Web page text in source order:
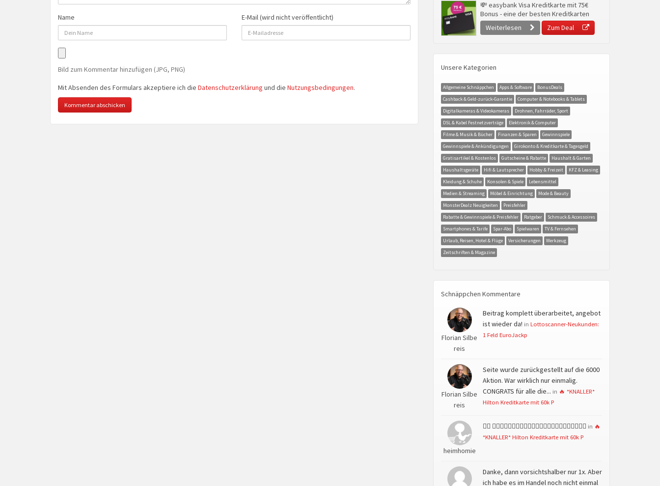
Name E-Mail (wird nicht veröffentlicht)
Bild zum Kommentar hinzufügen (JPG, PNG)
Mit Absenden des Formulars akzeptiere ich die Datenschutzerklärung und die Nutzungsbedingungen.
💸 easybank Visa Kreditkarte mit 75€
Bonus - eine der besten Kreditkarten
Weiterlesen
Zum Deal
Unsere Kategorien
Allgemeine Schnäppchen Apps & Software
BonusDeals
Cashback & Geld-zurück-Garantie
Computer & Notebooks & Tablets
Digitalkameras & Videokameras
Drohnen, Fahrräder, Sport
DSL & Kabel Festnetzverträge
Elektronik & Computer
Filme & Musik & Bücher
Finanzen & Sparen
Gewinnspiele
Gewinnspiele & Ankündigungen
Girokonto & Kreditkarte & Tagesgeld
Gratisartikel & Kostenlos
Gutscheine & Rabatte
Haushalt & Garten
Haushaltsgeräte
Hifi & Lautsprecher Hobby & Freizeit
KFZ & Leasing
Kleidung & Schuhe
Konsolen & Spiele
Lebensmittel
Medien & Streaming
Möbel & Einrichtung
Mode & Beauty
MonsterDealz Neuigkeiten
Preisfehler
Rabatte & Gewinnspiele & Preisfehler
Ratgeber
Schmuck & Accessoires
Smartphones & Tarife
Spar-Abo Spielwaren
TV & Fernsehen
Urlaub, Reisen, Hotel & Flüge
Versicherungen
Werkzeug
Zeitschriften & Magazine
Schnäppchen Kommentare
Florian Silbe
reis
Beitrag komplett überarbeitet, angebot
ist wieder da! in Lottoscanner-Neukunden:
1 Feld EuroJackp
Florian Silbe
reis
Seite wurde zurückgestellt auf die 6000
Aktion. War wirklich nur einmalig.
CONGRATS für alle die... in 🔥 *KNALLER*
Hilton Kreditkarte mit 60k P
heimhomie
👍🏻 👍🏻👍🏻👍🏻👍🏻👍🏻👍🏻👍🏻👍🏻👍🏻👍🏻👍🏻👍🏻 in 🔥
*KNALLER* Hilton Kreditkarte mit 60k P
Danke, dann vorsichtshalber nur 1x. Aber
ich habe es im Handel noch nicht einmal